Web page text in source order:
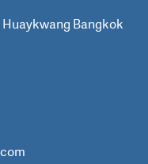
Bangkok